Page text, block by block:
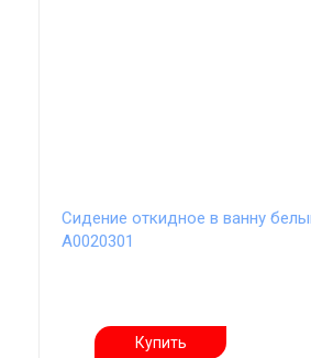
Сидение откидное в ванну
А0020301
Купить